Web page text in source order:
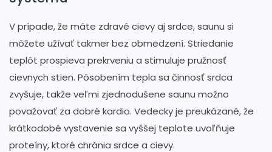
V prípade, že máte zdravé cievy aj srdce, saunu si
môžete užívať takmer bez obmedzení. Striedanie
teplôt prospieva prekrveniu a stimuluje pružnosť
cievnych stien. Pôsobením tepla sa činnosť srdca
zvyšuje, takže veľmi zjednodušene saunu možno
považovať za dobré kardio. Vedecky je preukázané, že
krátkodobé vystavenie sa vyššej teplote uvoľňuje
proteíny, ktoré chránia srdce a cievy.